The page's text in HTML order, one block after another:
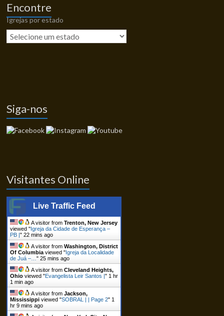
Encontre
Igrejas por estado
Siga-nos
Visitantes Online
Live Traffic Feed
A visitor fromTrenton, New Jersey
viewed "Igreja da Cidade de Esperança –
PB |"22 mins ago
A visitor fromWashington, District
Of Columbia viewed "Igreja da Localidade
de Juá –…"25 mins ago
A visitor fromCleveland Heights,
Ohio viewed "Evangelista Leir Santos |" 1 hr
1 min ago
A visitor fromJackson,
Mississippi viewed "SOBRAL | | Page 2" 1
hr 9 mins ago